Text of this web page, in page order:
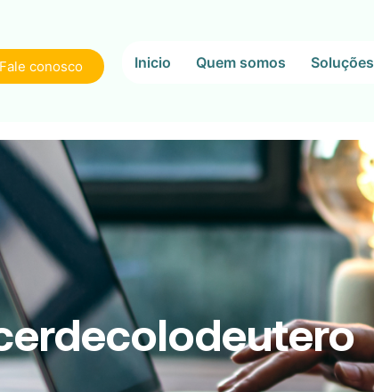
Fale conosco Inicio Quem somos Soluções